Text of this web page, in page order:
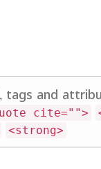
tags and
cite="">
<strong>